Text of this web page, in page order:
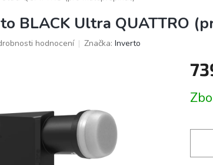
BLACK Ultra QUATTRO
hodnocení Značka: Inverto
cena: